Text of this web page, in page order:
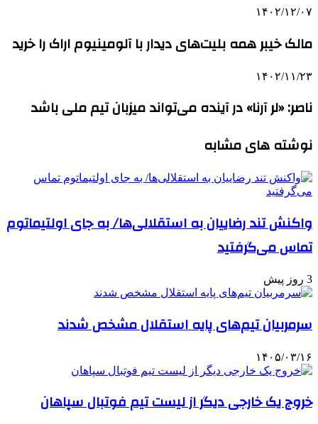
۱۴۰۲/۱۲/۰۷
مالک خیبر همه بلیت‌های دیدار با آلومینیوم اراک را خرید
۱۴۰۲/۱۱/۲۳
ناصر: «لر آرنا» در آینده می‌تواند میزبان تیم ملی باشد
نوشته های مشابه
واکنش تند رضاییان به استقلالی‌ها/ به جای اولتیماتوم
تماس می‌گرفتید
3 روز پیش
سرمربیان تیم‌های پایه استقلال مشخص شدند
۱۴۰۵/۰۳/۱۶
خروج یک خارجی دیگر از لیست تیم فوتبال سپاهان